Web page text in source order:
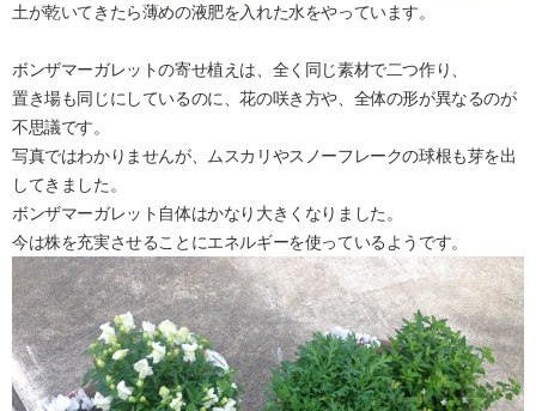
土が乾いてきたら薄めの液肥を入れた水をやっています。
ボンザマーガレットの寄せ植えは、全く同じ素材で二つ作り、
置き場も同じにしているのに、花の咲き方や、全体の形が異なるのが
不思議です。
写真ではわかりませんが、ムスカリやスノーフレークの球根も芽を出
してきました。
ボンザマーガレット自体はかなり大きくなりました。
今は株を充実させることにエネルギーを使っているようです。